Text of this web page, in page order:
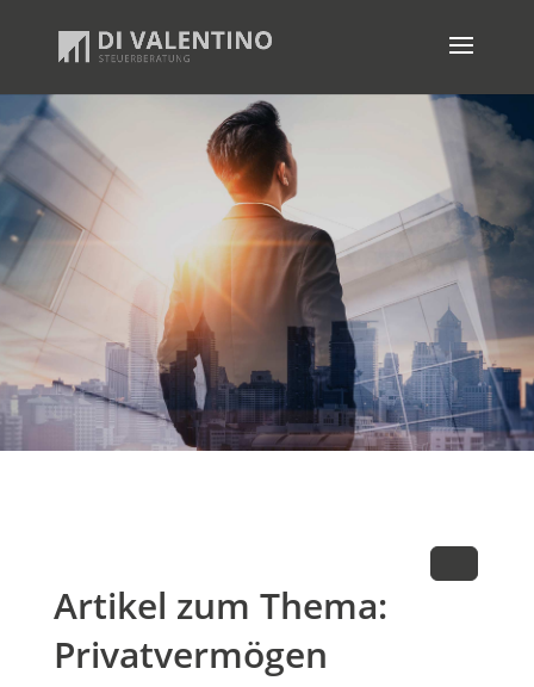
Artikel zum Thema:
Privatvermögen